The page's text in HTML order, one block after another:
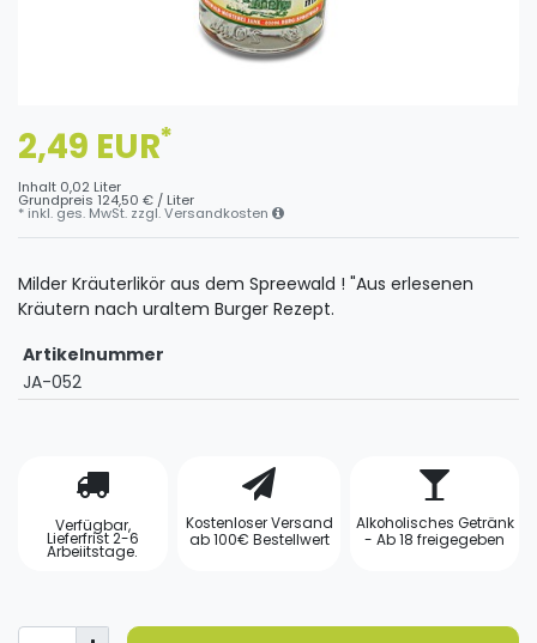
2,49 EUR*
Inhalt 0,02 Liter
Grundpreis 124,50 € / Liter
* inkl. ges. MwSt. zzgl.Versandkosten
Milder Kräuterlikör aus dem Spreewald ! "Aus erlesenen
Kräutern nach uraltem Burger Rezept.
Artikelnummer
JA-052
Verfügbar,
Lieferfrist 2-6
Arbeiitstage.
Kostenloser Versand
ab 100€ Bestellwert
Alkoholisches Getränk
- Ab 18 freigegeben